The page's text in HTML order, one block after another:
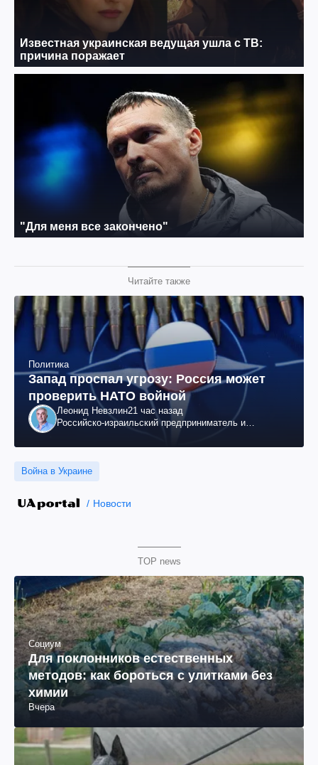
Читайте также
Политика
Запад проспал угрозу: Россия может
проверить НАТО войной
Леонид Невзлин21 час назад
Российско-израильский предприниматель и
"ЮКОСа"
Война в Украине
Новости
TOP news
Социум
Для поклонников естественных
методов: как бороться с улитками без
химии
Вчера